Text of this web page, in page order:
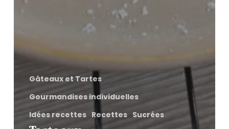
Gâteaux et Tartes
Gourmandises individuelles
Idées recettes Recettes Sucrées